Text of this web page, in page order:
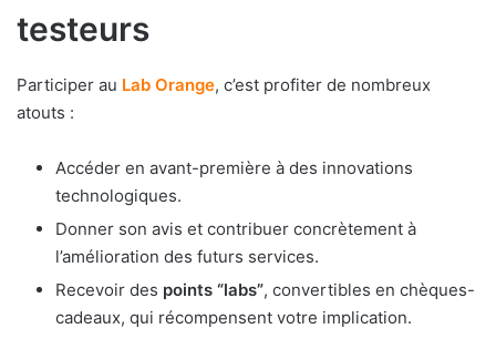
testeurs
Participer au Lab Orange, c’est profiter de nombreux
atouts :
Accéder en avant-première à des innovations
technologiques.
Donner son avis et contribuer concrètement à
l’amélioration des futurs services.
Recevoir des points “labs”, convertibles en chèques-
cadeaux, qui récompensent votre implication.